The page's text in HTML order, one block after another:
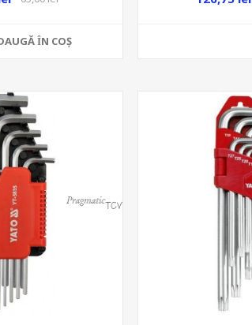
ȊN COŞ